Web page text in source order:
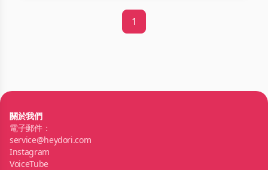
1
關於我們
電子郵件：
service@heydori.com
Instagram
VoiceTube